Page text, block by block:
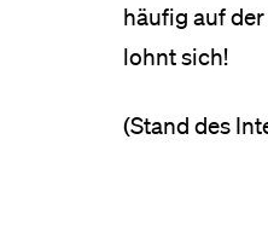
häufig auf
lohnt sich!
(Stand des